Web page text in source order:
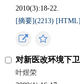
2010(3):18-22.
[摘要](2213)
对新医改环境下
叶煜荣